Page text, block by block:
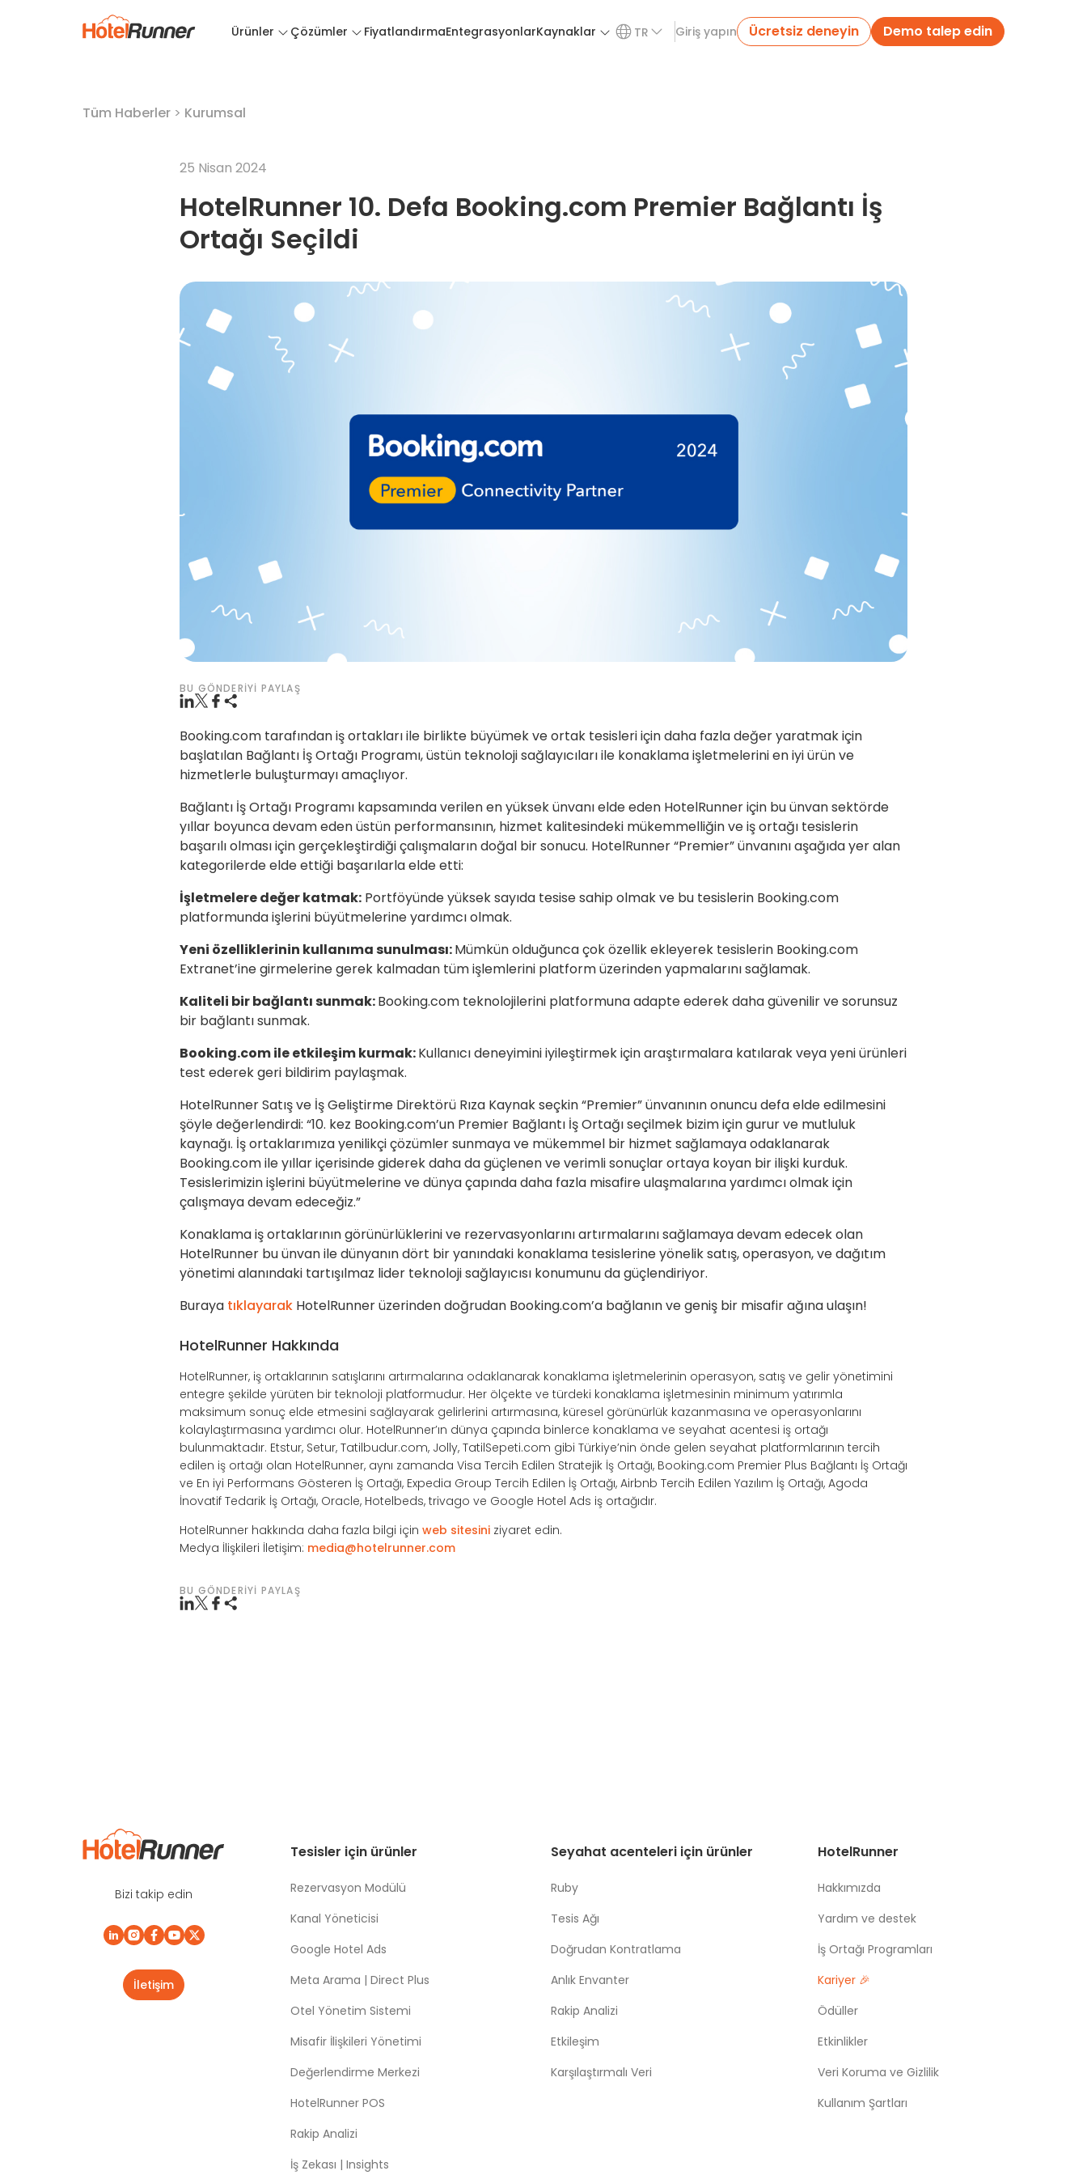
Ürünler Çözümler FiyatlandırmaEntegrasyonlarKaynaklar TR Giriş yapın Ücretsiz deneyin Demo talep edin
Tüm Haberler > Kurumsal
25 Nisan 2024
HotelRunner 10. Defa Booking.com Premier Bağlantı İş
Ortağı Seçildi
BU GÖNDERIYI PAYLAŞ
Booking.com tarafından iş ortakları ile birlikte büyümek ve ortak tesisleri için daha fazla değer yaratmak için
başlatılan Bağlantı İş Ortağı Programı, üstün teknoloji sağlayıcıları ile konaklama işletmelerini en iyi ürün ve
hizmetlerle buluşturmayı amaçlıyor.
Bağlantı İş Ortağı Programı kapsamında verilen en yüksek ünvanı elde eden HotelRunner için bu ünvan sektörde
yıllar boyunca devam eden üstün performansının, hizmet kalitesindeki mükemmelliğin ve iş ortağı tesislerin
başarılı olması için gerçekleştirdiği çalışmaların doğal bir sonucu. HotelRunner “Premier” ünvanını aşağıda yer alan
kategorilerde elde ettiği başarılarla elde etti:
İşletmelere değer katmak: Portföyünde yüksek sayıda tesise sahip olmak ve bu tesislerin Booking.com
platformunda işlerini büyütmelerine yardımcı olmak.
Yeni özelliklerinin kullanıma sunulması:Mümkün olduğunca çok özellik ekleyerek tesislerin Booking.com
Extranet’ine girmelerine gerek kalmadan tüm işlemlerini platform üzerinden yapmalarını sağlamak.
Kaliteli bir bağlantı sunmak:Booking.com teknolojilerini platformuna adapte ederek daha güvenilir ve sorunsuz
bir bağlantı sunmak.
Booking.com ile etkileşim kurmak:Kullanıcı deneyimini iyileştirmek için araştırmalara katılarak veya yeni ürünleri
test ederek geri bildirim paylaşmak.
HotelRunner Satış ve İş Geliştirme Direktörü Rıza Kaynak seçkin “Premier” ünvanının onuncu defa elde edilmesini
şöyle değerlendirdi: “10. kez Booking.com’un Premier Bağlantı İş Ortağı seçilmek bizim için gurur ve mutluluk
kaynağı. İş ortaklarımıza yenilikçi çözümler sunmaya ve mükemmel bir hizmet sağlamaya odaklanarak
Booking.com ile yıllar içerisinde giderek daha da güçlenen ve verimli sonuçlar ortaya koyan bir ilişki kurduk.
Tesislerimizin işlerini büyütmelerine ve dünya çapında daha fazla misafire ulaşmalarına yardımcı olmak için
çalışmaya devam edeceğiz.”
Konaklama iş ortaklarının görünürlüklerini ve rezervasyonlarını artırmalarını sağlamaya devam edecek olan
HotelRunner bu ünvan ile dünyanın dört bir yanındaki konaklama tesislerine yönelik satış, operasyon, ve dağıtım
yönetimi alanındaki tartışılmaz lider teknoloji sağlayıcısı konumunu da güçlendiriyor.
Buraya tıklayarak HotelRunner üzerinden doğrudan Booking.com’a bağlanın ve geniş bir misafir ağına ulaşın!
HotelRunner Hakkında
HotelRunner, iş ortaklarının satışlarını artırmalarına odaklanarak konaklama işletmelerinin operasyon, satış ve gelir yönetimini
entegre şekilde yürüten bir teknoloji platformudur. Her ölçekte ve türdeki konaklama işletmesinin minimum yatırımla
maksimum sonuç elde etmesini sağlayarak gelirlerini artırmasına, küresel görünürlük kazanmasına ve operasyonlarını
kolaylaştırmasına yardımcı olur. HotelRunner’ın dünya çapında binlerce konaklama ve seyahat acentesi iş ortağı
bulunmaktadır. Etstur, Setur, Tatilbudur.com, Jolly, TatilSepeti.com gibi Türkiye’nin önde gelen seyahat platformlarının tercih
edilen iş ortağı olan HotelRunner, aynı zamanda Visa Tercih Edilen Stratejik İş Ortağı, Booking.com Premier Plus Bağlantı İş Ortağı
ve En iyi Performans Gösteren İş Ortağı, Expedia Group Tercih Edilen İş Ortağı, Airbnb Tercih Edilen Yazılım İş Ortağı, Agoda
İnovatif Tedarik İş Ortağı, Oracle, Hotelbeds, trivago ve Google Hotel Ads iş ortağıdır.
HotelRunner hakkında daha fazla bilgi için web sitesini ziyaret edin.
Medya İlişkileri İletişim: media@hotelrunner.com
BU GÖNDERIYI PAYLAŞ
Bizi takip edin
İletişim
Tesisler için ürünler
Rezervasyon Modülü
Kanal Yöneticisi
Google Hotel Ads
Meta Arama | Direct Plus
Otel Yönetim Sistemi
Misafir İlişkileri Yönetimi
Değerlendirme Merkezi
HotelRunner POS
Rakip Analizi
İş Zekası | Insights
Seyahat acenteleri için ürünler
Ruby
Tesis Ağı
Doğrudan Kontratlama
Anlık Envanter
Rakip Analizi
Etkileşim
Karşılaştırmalı Veri
HotelRunner
Hakkımızda
Yardım ve destek
İş Ortağı Programları
Kariyer 🎉
Ödüller
Etkinlikler
Veri Koruma ve Gizlilik
Kullanım Şartları